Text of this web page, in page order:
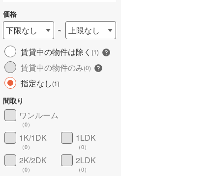
価格
下限なし ~
上限なし
賃貸中の物件は除く (1)
賃貸中の物件のみ(0)
指定なし(1)
間取り
ワンルーム
（0）
1K/1DK
（0）
1LDK
（0）
2K/2DK
（0）
2LDK
（0）
長期優良住宅 ）